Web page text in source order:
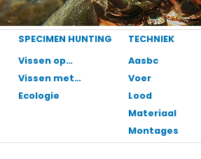
SPECIMEN HUNTING
Vissen op…
Vissen met…
Ecologie
TECHNIEK
Aasbc
Voer
Lood
Materiaal
Montages